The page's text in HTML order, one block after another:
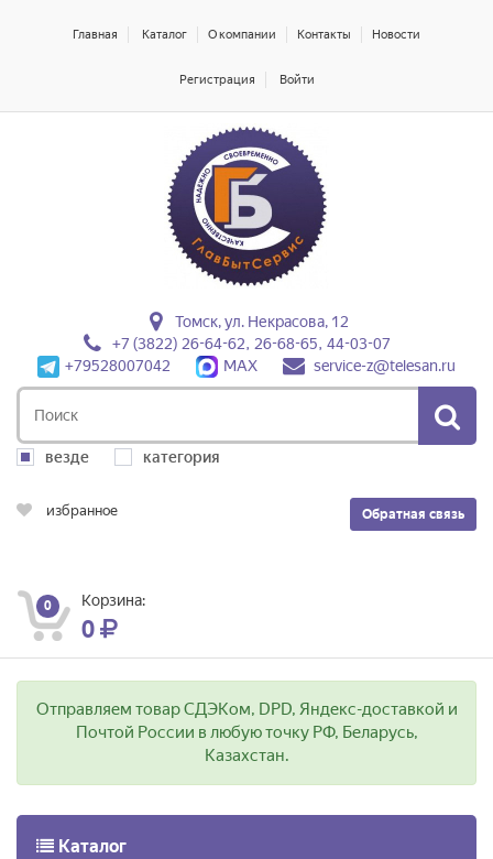
Главная Каталог О компании Контакты Новости
Регистрация Войти
Томск, ул. Некрасова, 12
+7 (3822) 26-64-62, 26-68-65, 44-03-07
+79528007042
MAX service-z@telesan.ru
везде категория
Обратная связь
избранное
0 Корзина:
0
Отправляем товар СДЭКом, DPD, Яндекс-доставкой и
Почтой России в любую точку РФ, Беларусь,
Казахстан.
Каталог